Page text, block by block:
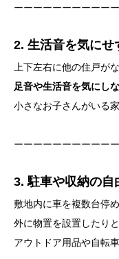
ーーーーーーーーーーー
2. 生活音を気にせ
上下左右に他の住戸が
足音や生活音を気にし
小さなお子さんがいる
ーーーーーーーーーーー
3. 駐車や収納の自
敷地内に車を複数台停め
外に物置を設置したりと
アウトドア用品や自転